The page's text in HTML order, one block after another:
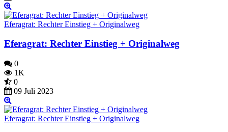
Eferagrat: Rechter Einstieg + Originalweg
Eferagrat: Rechter Einstieg + Originalweg
0
1K
0
09 Juli 2023
Eferagrat: Rechter Einstieg + Originalweg